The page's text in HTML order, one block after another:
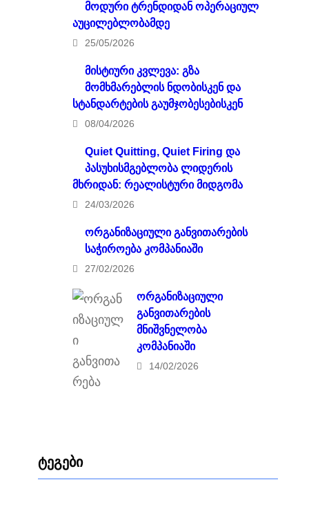
მოდური ტრენდიდან ოპერაციულ
აუცილებლობამდე
25/05/2026
მისტიური კვლევა: გზა
მომხმარებლის ნდობისკენ და
სტანდარტების გაუმჯობესებისკენ
08/04/2026
Quiet Quitting, Quiet Firing და
პასუხისმგებლობა ლიდერის
მხრიდან: რეალისტური მიდგომა
24/03/2026
ორგანიზაციული განვითარების
საჭიროება კომპანიაში
27/02/2026
ორგანიზაციული
განვითარების
მნიშვნელობა
კომპანიაში
14/02/2026
ტეგები